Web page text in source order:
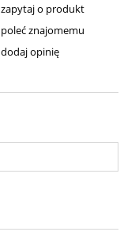
zapytaj o produkt
poleć znajomemu
dodaj opinię